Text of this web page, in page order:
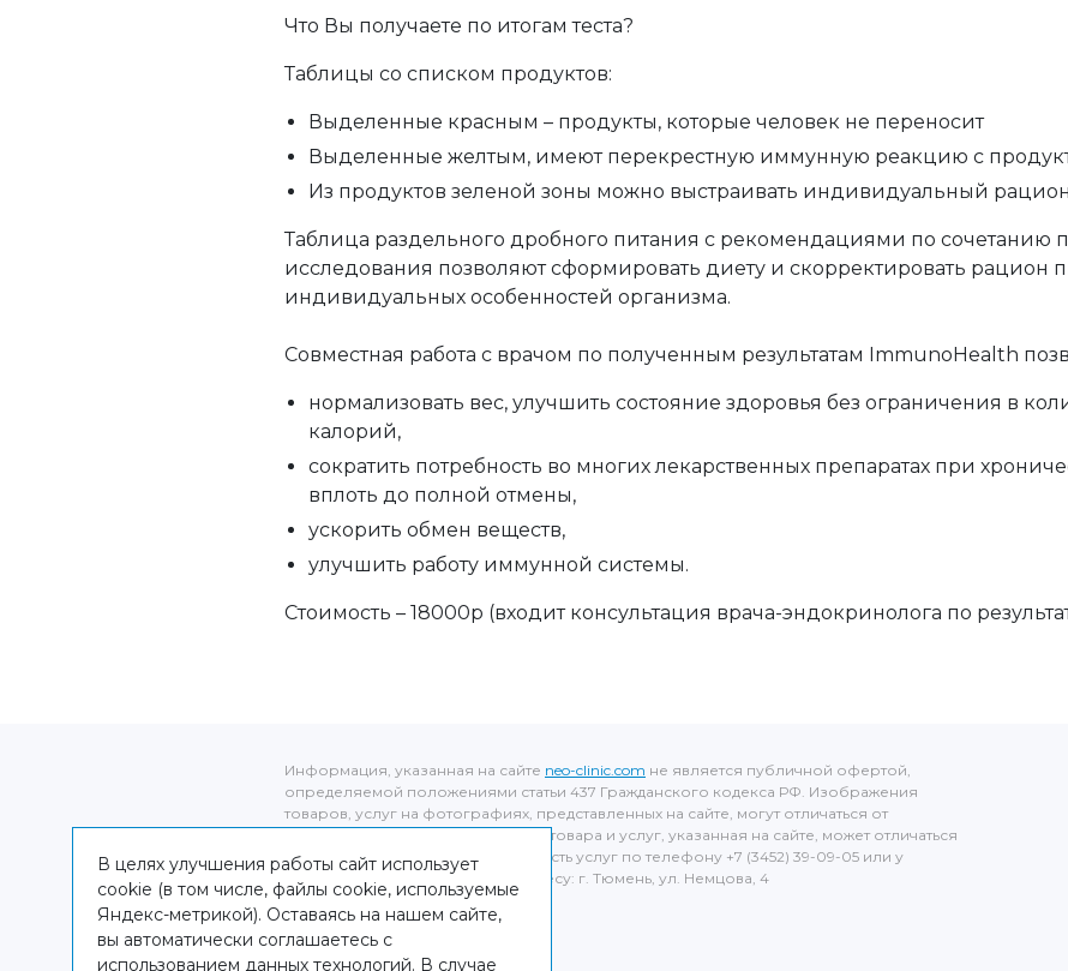
Что Вы получаете по итогам теста?
Таблицы со списком продуктов:
Выделенные красным – продукты, которые человек не переносит
Выделенные желтым, имеют перекрестную иммунную реакцию с
Из продуктов зеленой зоны можно выстраивать индивидуальный
Таблица раздельного дробного питания с рекомендациями по сочетанию
исследования позволяют сформировать диету и скорректировать рацион
индивидуальных особенностей организма.
Совместная работа с врачом по полученным результатам ImmunoHealth
нормализовать вес, улучшить состояние здоровья без ограничения в
калорий,
сократить потребность во многих лекарственных препаратах при
вплоть до полной отмены,
ускорить обмен веществ,
улучшить работу иммунной системы.
Стоимость – 18000р (входит консультация врача-эндокринолога по
Информация, указанная на сайте neo-clinic.com не является публичной офертой,
определяемой положениями статьи 437 Гражданского кодекса РФ. Изображения
товаров, услуг на фотографиях, представленных на сайте, могут отличаться от
оригиналов. Информация о цене товара и услуг, указанная на сайте, может отличаться
от фактической, уточняйте стоимость услуг по телефону +7 (3452) 39-09-05 или у
администраторов клиники по адресу: г. Тюмень, ул. Немцова, 4
Карта сайта
Версия для слабовидящих
В целях улучшения работы сайт использует
cookie (в том числе, файлы cookie, используемые
Яндекс-метрикой). Оставаясь на нашем сайте,
вы автоматически соглашаетесь с
использованием данных технологий. В случае